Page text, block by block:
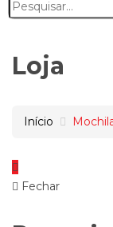
Loja
Início
Fechar